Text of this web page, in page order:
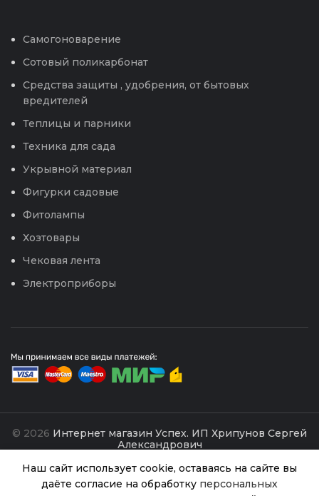
Самогоноварение
Сотовый поликарбонат
Средства защиты , удобрения, от бытовых
вредителей
Теплицы и парники
Техника для сада
Укрывной материал
Фигурки садовые
Фитолампы
Хозтовары
Чековая лента
Электроприборы
© 2026 Интернет магазин Успех. ИП Хрипунов Сергей
Александрович
Все права защищены.Персональные данные.
Сайт любезно предоставлен разработчиками
Наш сайт использует cookie, оставаясь на сайте вы
даёте согласие на обработку персональных